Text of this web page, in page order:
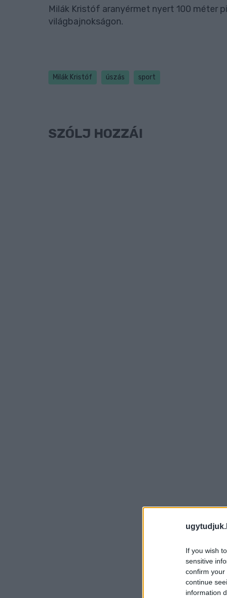
If you wish
sensitive
confirm your
continue
information
Milák Kristóf aranyérmet nyert 100 méter
világbajnokságon.
Milák Kristóf úszás sport
SZÓLJ HOZZÁ!